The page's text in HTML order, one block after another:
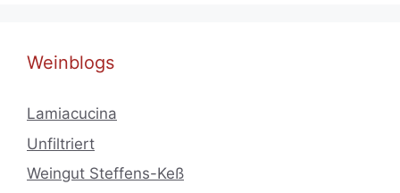
Weinblogs
Lamiacucina
Unfiltriert
Weingut Steffens-Keß